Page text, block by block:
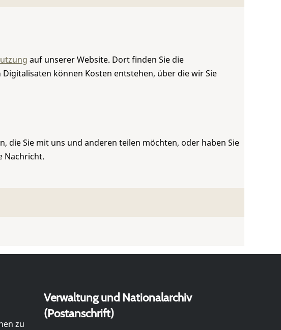
auf unserer Website. Dort finden Sie die
können Kosten entstehen, über die wir Sie
Sie mit uns und anderen teilen möchten, oder haben Sie
Nachricht.
zu
Verwaltung und Nationalarchiv
(Postanschrift)